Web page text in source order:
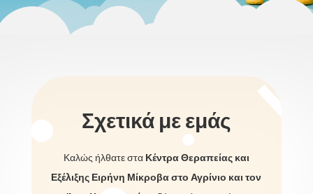
Καλώς ήλθατε σταΚέντρα Θεραπείας και